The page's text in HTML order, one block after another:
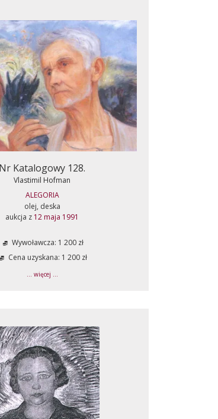
Nr Katalogowy 128.
Vlastimil Hofman
ALEGORIA
olej, deska
aukcja z 12 maja 1991
Wywoławcza: 1 200 zł
Cena uzyskana: 1 200 zł
... więcej ...